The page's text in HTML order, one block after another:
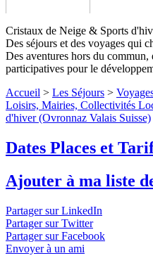
Cristaux de Neige & Sports
Des séjours et des voyages qui
Des aventures hors du commun,
participatives pour le
Accueil > Les Séjours >
Loisirs, Mairies, Collectivités
d'hiver (Ovronnaz Valais Suisse)
Dates Places et
Ajouter à ma liste
Partager sur LinkedIn
Partager sur Twitter
Partager sur Facebook
Envoyer à un ami